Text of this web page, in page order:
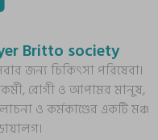
Britto society
জন্য চিকিৎসা পরিষেবা।
রোগী ও আপামর মানুষ,
ও কর্মকাণ্ডের একটি মঞ্চ